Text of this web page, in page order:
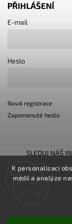
K personalizaci
médií a analýze
PŘIHLÁŠENÍ
E-mail
Heslo
Nová registrace
Zapomenuté heslo
SLEDUJ NÁŠ
TUNING